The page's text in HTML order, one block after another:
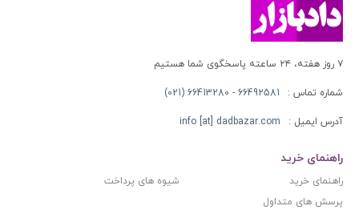
۷ روز هفته، ۲۴ ساعته پاسخگوی شما هستیم
شماره تماس : 66492581 - 66413280 (021)
آدرس ایمیل : info [at] dadbazar.com
راهنمای خرید
راهنمای خرید
شیوه های پرداخت
پرسش های متداول